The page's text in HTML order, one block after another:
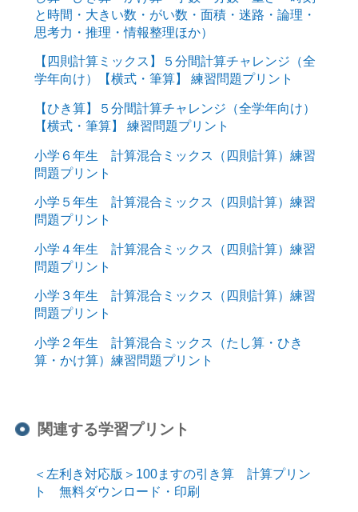
と時間・大きい数・がい数・面積・迷路・論理・
思考力・推理・情報整理ほか）
【四則計算ミックス】５分間計算チャレンジ（全
学年向け）【横式・筆算】 練習問題プリント
【ひき算】５分間計算チャレンジ（全学年向け）
【横式・筆算】 練習問題プリント
小学６年生 計算混合ミックス（四則計算）練習
問題プリント
小学５年生 計算混合ミックス（四則計算）練習
問題プリント
小学４年生 計算混合ミックス（四則計算）練習
問題プリント
小学３年生 計算混合ミックス（四則計算）練習
問題プリント
小学２年生 計算混合ミックス（たし算・ひき
算・かけ算）練習問題プリント
関連する学習プリント
＜左利き対応版＞100ますの引き算 計算プリン
ト 無料ダウンロード・印刷